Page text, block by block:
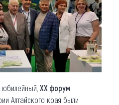
ХХ форум
Алтайского края были